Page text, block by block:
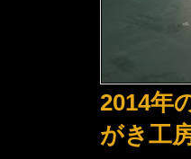
2014年
がき工